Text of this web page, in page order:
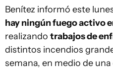
Benítez informó este
hay ningún fuego activo
realizando trabajos de
distintos incendios
semana, en medio de una